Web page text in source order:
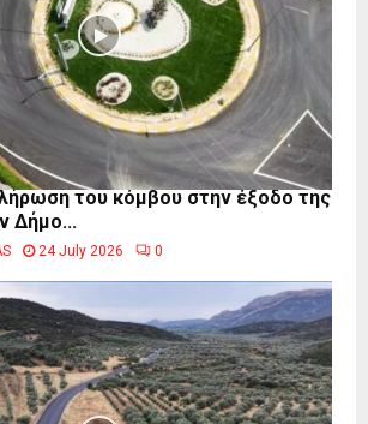
του κόμβου στην έξοδο της
Δήμο...
24 July 2026 0